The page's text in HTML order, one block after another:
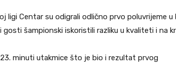
ligi Centar su odigrali odlično prvo poluvrijeme u
gosti šampionski iskoristili razliku u kvaliteti i na
minuti utakmice što je bio i rezultat prvog